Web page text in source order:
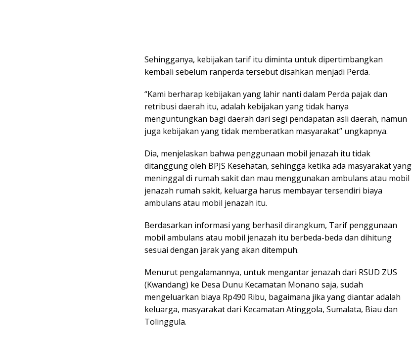
Sehingganya, kebijakan tarif itu diminta untuk dipertimbangkan
kembali sebelum ranperda tersebut disahkan menjadi Perda.
“Kami berharap kebijakan yang lahir nanti dalam Perda pajak dan
retribusi daerah itu, adalah kebijakan yang tidak hanya
menguntungkan bagi daerah dari segi pendapatan asli daerah, namun
juga kebijakan yang tidak memberatkan masyarakat” ungkapnya.
Dia, menjelaskan bahwa penggunaan mobil jenazah itu tidak
ditanggung oleh BPJS Kesehatan, sehingga ketika ada masyarakat yang
meninggal di rumah sakit dan mau menggunakan ambulans atau mobil
jenazah rumah sakit, keluarga harus membayar tersendiri biaya
ambulans atau mobil jenazah itu.
Berdasarkan informasi yang berhasil dirangkum, Tarif penggunaan
mobil ambulans atau mobil jenazah itu berbeda-beda dan dihitung
sesuai dengan jarak yang akan ditempuh.
Menurut pengalamannya, untuk mengantar jenazah dari RSUD ZUS
(Kwandang) ke Desa Dunu Kecamatan Monano saja, sudah
mengeluarkan biaya Rp490 Ribu, bagaimana jika yang diantar adalah
keluarga, masyarakat dari Kecamatan Atinggola, Sumalata, Biau dan
Tolinggula.